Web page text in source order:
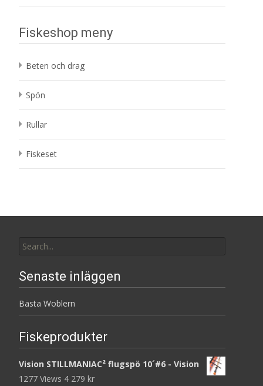
Fiskeshop meny
Beten och drag
Spön
Rullar
Fiskeset
for:
Senaste inläggen
Bästa Woblern
Fiskeprodukter
Vision STILLMANIAC² flugspö 10´#6 - Vision
1277 Views 4 279 kr